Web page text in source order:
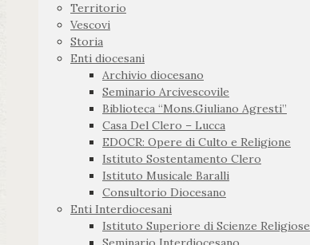
Territorio
Vescovi
Storia
Enti diocesani
Archivio diocesano
Seminario Arcivescovile
Biblioteca “Mons.Giuliano Agresti”
Casa Del Clero – Lucca
EDOCR: Opere di Culto e Religione
Istituto Sostentamento Clero
Istituto Musicale Baralli
Consultorio Diocesano
Enti Interdiocesani
Istituto Superiore di Scienze Religiose